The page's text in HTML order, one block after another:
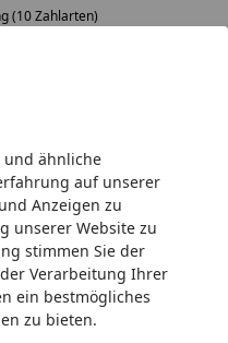
und ähnliche
auf unserer
Anzeigen zu
unserer Website zu
stimmen Sie der
Verarbeitung Ihrer
ein bestmögliches
zu bieten.
(10 Zahlarten)
abmelden?
Newsletter
einfach und problemlos
auf den Abmelde-